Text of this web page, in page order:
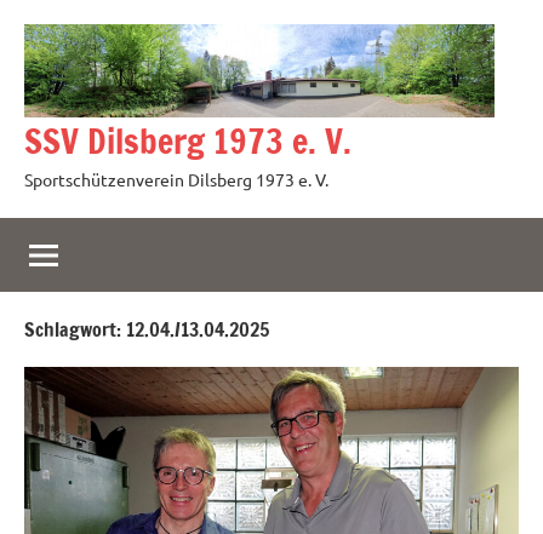
Inhalt
springen
SSV Dilsberg 1973 e. V.
Sportschützenverein Dilsberg 1973 e. V.
Schlagwort: 12.04./13.04.2025